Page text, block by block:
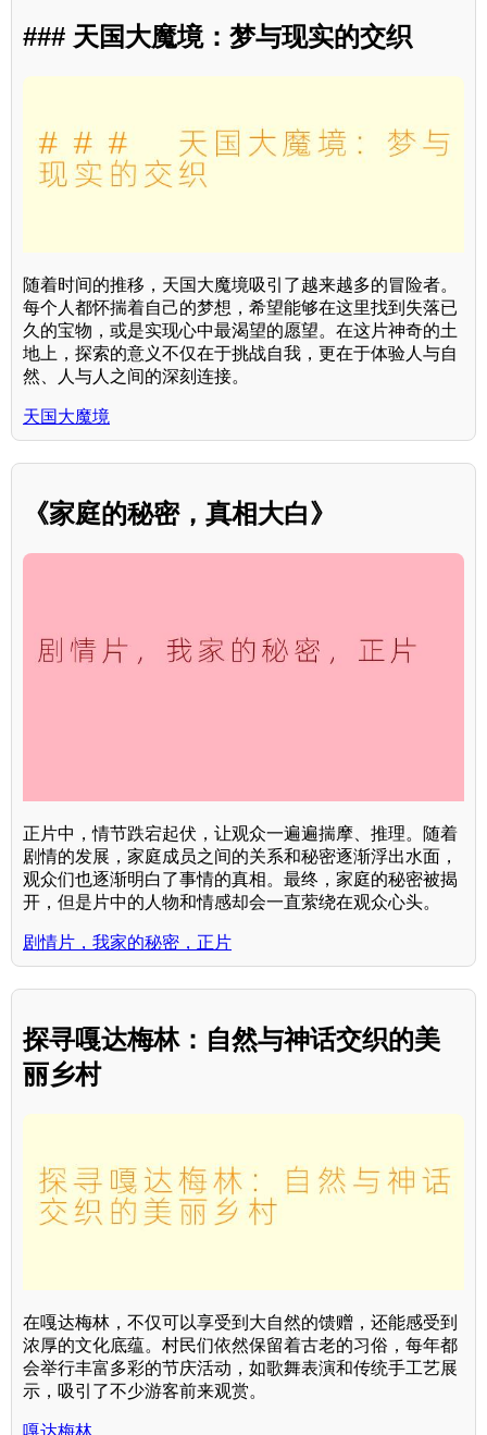
### 天国大魔境：梦与现实的交织
随着时间的推移，天国大魔境吸引了越来越多的冒险者。
每个人都怀揣着自己的梦想，希望能够在这里找到失落已
久的宝物，或是实现心中最渴望的愿望。在这片神奇的土
地上，探索的意义不仅在于挑战自我，更在于体验人与自
然、人与人之间的深刻连接。
天国大魔境
《家庭的秘密，真相大白》
正片中，情节跌宕起伏，让观众一遍遍揣摩、推理。随着
剧情的发展，家庭成员之间的关系和秘密逐渐浮出水面，
观众们也逐渐明白了事情的真相。最终，家庭的秘密被揭
开，但是片中的人物和情感却会一直萦绕在观众心头。
剧情片，我家的秘密，正片
探寻嘎达梅林：自然与神话交织的美
丽乡村
在嘎达梅林，不仅可以享受到大自然的馈赠，还能感受到
浓厚的文化底蕴。村民们依然保留着古老的习俗，每年都
会举行丰富多彩的节庆活动，如歌舞表演和传统手工艺展
示，吸引了不少游客前来观赏。
嘎达梅林